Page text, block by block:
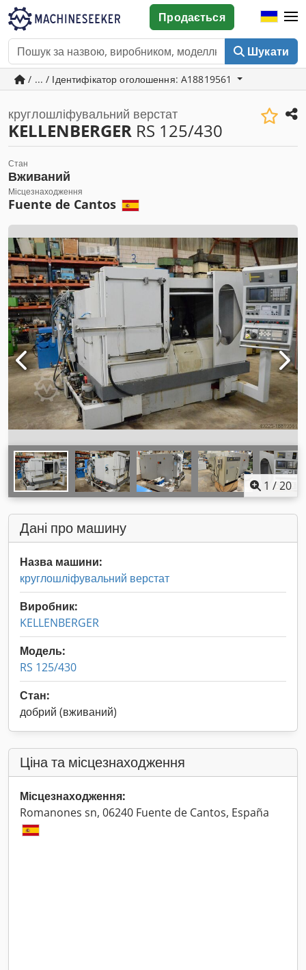
Шукати
Продається
/ ... / Ідентифікатор оголошення: A18819561
круглошліфувальний верстат
KELLENBERGER RS 125/430
Стан
Вживаний
Місцезнаходження
Fuente de Cantos
1 /20
Дані про машину
Назва машини:
круглошліфувальний верстат
Виробник:
KELLENBERGER
Модель:
RS 125/430
Стан:
добрий (вживаний)
Ціна та місцезнаходження
Місцезнаходження:
Romanones sn, 06240 Fuente de Cantos, España